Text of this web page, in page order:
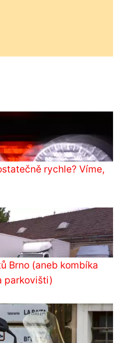
rychle? Víme,
Brno (aneb kombíka
parkovišti)